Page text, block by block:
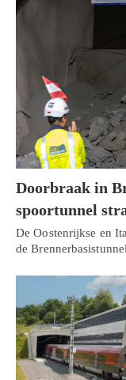
Doorbraak in
spoortunnel
De Oostenrijkse en
de